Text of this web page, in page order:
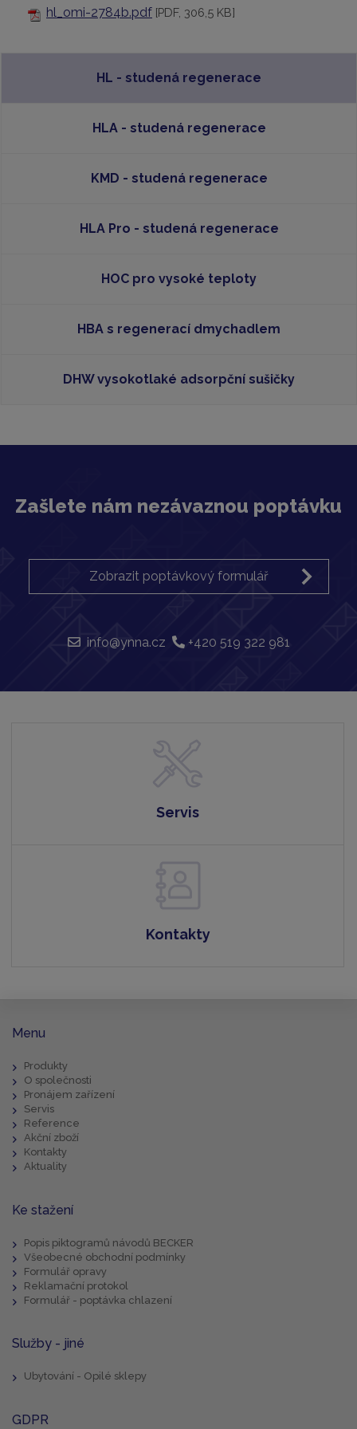
hl_omi-2784b.pdf [PDF, 306,5 KB]
HL - studená regenerace
HLA - studená regenerace
KMD - studená regenerace
HLA Pro - studená regenerace
HOC pro vysoké teploty
HBA s regenerací dmychadlem
DHW vysokotlaké adsorpční sušičky
Zašlete nám nezávaznou poptávku
Zobrazit poptávkový formulář
info@ynna.cz +420 519 322 981
Servis
Kontakty
Menu
Produkty
O společnosti
Pronájem zařízení
Servis
Reference
Akční zboží
Kontakty
Aktuality
Ke stažení
Popis piktogramů návodů BECKER
Všeobecné obchodní podmínky
Formulář opravy
Reklamační protokol
Formulář - poptávka chlazení
Služby - jiné
Ubytování - Opilé sklepy
GDPR